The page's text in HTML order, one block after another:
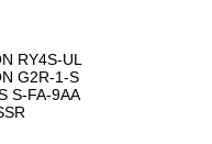
RY4S-UL
G2R-1-S
S-FA-9AA